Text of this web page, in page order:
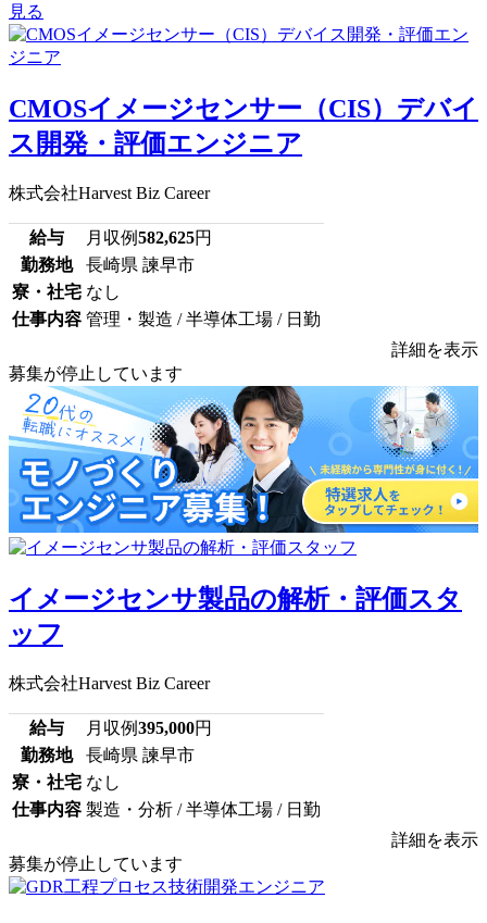
見る
CMOSイメージセンサー（CIS）デバイ
ス開発・評価エンジニア
株式会社Harvest Biz Career
給与 月収例582,625円
勤務地
長崎県 諫早市
寮・社宅 なし
仕事内容 管理・製造 / 半導体工場 / 日勤
詳細を表示
募集が停止しています
イメージセンサ製品の解析・評価スタ
ッフ
株式会社Harvest Biz Career
給与 月収例395,000円
勤務地
長崎県 諫早市
寮・社宅 なし
仕事内容 製造・分析 / 半導体工場 / 日勤
詳細を表示
募集が停止しています